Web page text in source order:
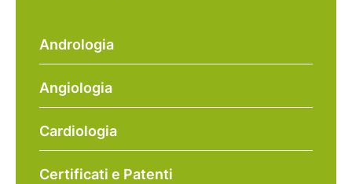
Andrologia
Angiologia
Cardiologia
Certificati e Patenti